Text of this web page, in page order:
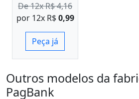
De 12x R$ 4,16
por 12x R$0,99
Peça já
Outros modelos da
PagBank